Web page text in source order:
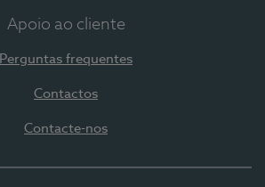
Apoio ao cliente
Perguntas frequentes
Contactos
Contacte-nos